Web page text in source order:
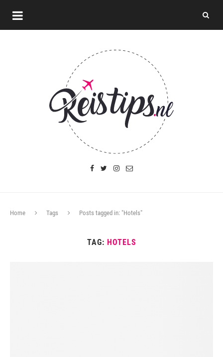
Home Tags Posts tagged in: "Hotels"
TAG: HOTELS